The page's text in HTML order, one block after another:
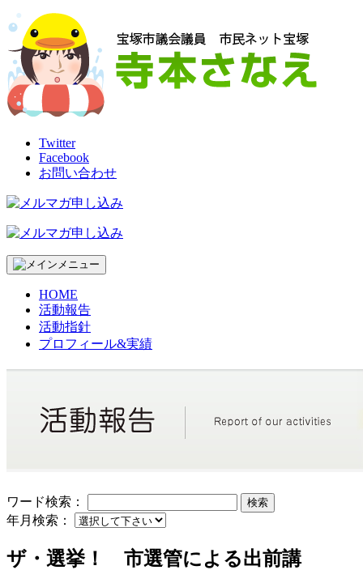
Skip
to
content
Twitter
Facebook
お問い合わせ
HOME
活動報告
活動指針
プロフィール&実績
ワード検索： 検索
年月検索：
ザ・選挙！ 市選管による出前講